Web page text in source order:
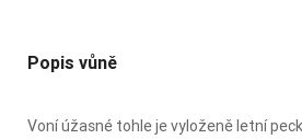
Popis vůně
Voní úžasné tohle je vyloženě letní